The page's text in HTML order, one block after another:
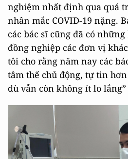
nghiệm nhất định qua quá
nhân mắc COVID-19 nặng.
các bác sĩ cũng đã có
đồng nghiệp các đơn vị
tôi cho rằng năm nay các
tâm thế chủ động, tự tin
dù vẫn còn không ít lo lắng”